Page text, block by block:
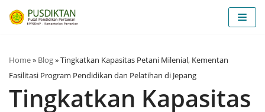
Lompat
ke
Home» Blog»Tingkatkan Kapasitas Petani Milenial, Kementan
Fasilitasi Program Pendidikan dan Pelatihan di Jepang
Tingkatkan Kapasitas